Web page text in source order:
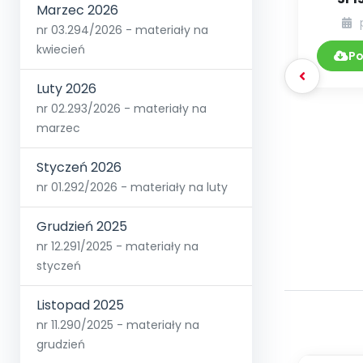
Marzec 2026
nr 03.294/2026 - materiały na
kwiecień
Luty 2026
nr 02.293/2026 - materiały na
marzec
Styczeń 2026
nr 01.292/2026 - materiały na luty
Grudzień 2025
nr 12.291/2025 - materiały na
styczeń
Listopad 2025
nr 11.290/2025 - materiały na
grudzień